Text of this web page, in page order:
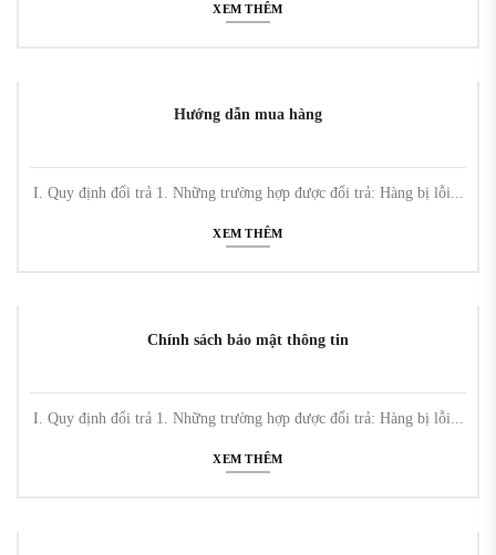
XEM THÊM
Hướng dẫn mua hàng
I. Quy định đổi trả 1. Những trường hợp được đổi trả: Hàng bị lỗi...
XEM THÊM
Chính sách bảo mật thông tin
I. Quy định đổi trả 1. Những trường hợp được đổi trả: Hàng bị lỗi...
XEM THÊM